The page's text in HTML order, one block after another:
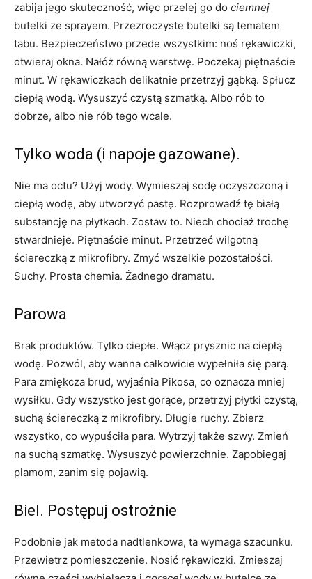
zabija jego skuteczność, więc przelej go do ciemnej
butelki ze sprayem. Przezroczyste butelki są tematem
tabu. Bezpieczeństwo przede wszystkim: noś rękawiczki,
otwieraj okna. Nałóż równą warstwę. Poczekaj piętnaście
minut. W rękawiczkach delikatnie przetrzyj gąbką. Spłucz
ciepłą wodą. Wysuszyć czystą szmatką. Albo rób to
dobrze, albo nie rób tego wcale.
Tylko woda (i napoje gazowane).
Nie ma octu? Użyj wody. Wymieszaj sodę oczyszczoną i
ciepłą wodę, aby utworzyć pastę. Rozprowadź tę białą
substancję na płytkach. Zostaw to. Niech chociaż trochę
stwardnieje. Piętnaście minut. Przetrzeć wilgotną
ściereczką z mikrofibry. Zmyć wszelkie pozostałości.
Suchy. Prosta chemia. Żadnego dramatu.
Parowa
Brak produktów. Tylko ciepłe. Włącz prysznic na ciepłą
wodę. Pozwól, aby wanna całkowicie wypełniła się parą.
Para zmiękcza brud, wyjaśnia Pikosa, co oznacza mniej
wysiłku. Gdy wszystko jest gorące, przetrzyj płytki czystą,
suchą ściereczką z mikrofibry. Długie ruchy. Zbierz
wszystko, co wypuściła para. Wytrzyj także szwy. Zmień
na suchą szmatkę. Wysuszyć powierzchnie. Zapobiegaj
plamom, zanim się pojawią.
Biel. Postępuj ostrożnie
Podobnie jak metoda nadtlenkowa, ta wymaga szacunku.
Przewietrz pomieszczenie. Nosić rękawiczki. Zmieszaj